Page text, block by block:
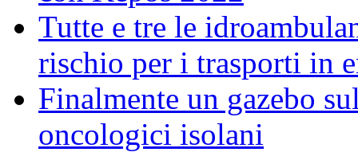
Tutte e tre le
rischio per i trasporti in
Finalmente un gazebo
oncologici isolani